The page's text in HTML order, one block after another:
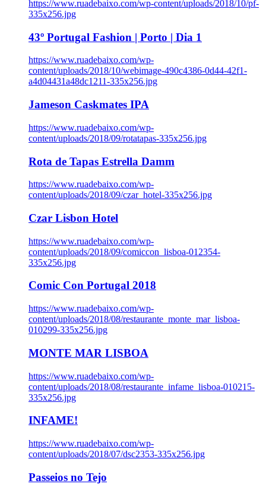
https://www.ruadebaixo.com/wp-content/uploads/2018/10/pf-
335x256.jpg
43º Portugal Fashion | Porto | Dia 1
https://www.ruadebaixo.com/wp-
content/uploads/2018/10/webimage-490c4386-0d44-42f1-
a4d04431a48dc1211-335x256.jpg
Jameson Caskmates IPA
https://www.ruadebaixo.com/wp-
content/uploads/2018/09/rotatapas-335x256.jpg
Rota de Tapas Estrella Damm
https://www.ruadebaixo.com/wp-
content/uploads/2018/09/czar_hotel-335x256.jpg
Czar Lisbon Hotel
https://www.ruadebaixo.com/wp-
content/uploads/2018/09/comiccon_lisboa-012354-
335x256.jpg
Comic Con Portugal 2018
https://www.ruadebaixo.com/wp-
content/uploads/2018/08/restaurante_monte_mar_lisboa-
010299-335x256.jpg
MONTE MAR LISBOA
https://www.ruadebaixo.com/wp-
content/uploads/2018/08/restaurante_infame_lisboa-010215-
335x256.jpg
INFAME!
https://www.ruadebaixo.com/wp-
content/uploads/2018/07/dsc2353-335x256.jpg
Passeios no Tejo